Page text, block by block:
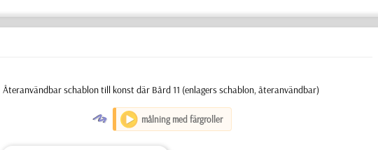
Återanvändbar schablon till konst där Bård 11 (enlagers schablon, återanvändbar)
O målning med färgroller